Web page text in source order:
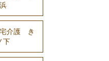
介護 き
下